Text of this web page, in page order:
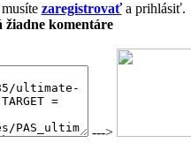
zaregistrovaťa prihlásiť.
žiadne komentáre
--->